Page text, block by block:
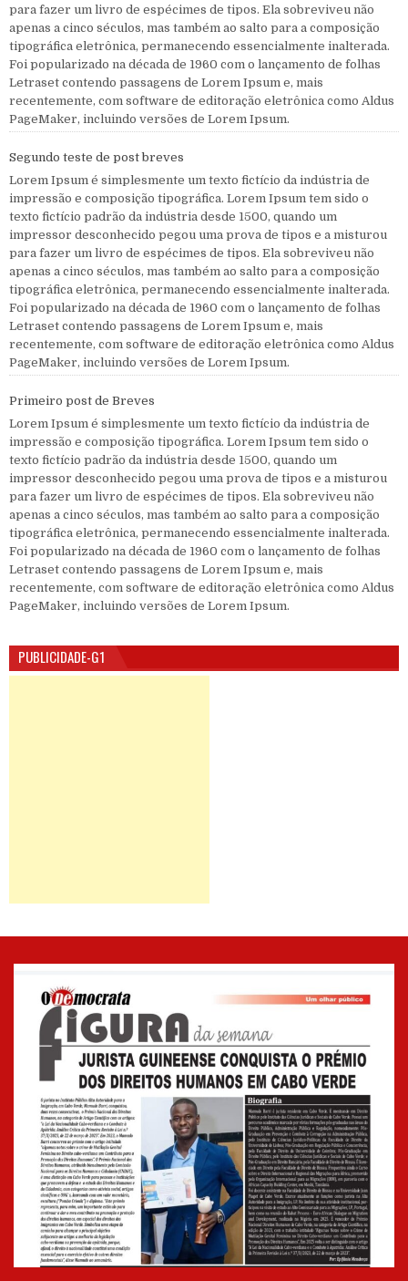
para fazer um livro de espécimes de tipos. Ela sobreviveu não
apenas a cinco séculos, mas também ao salto para a composição
tipográfica eletrônica, permanecendo essencialmente inalterada.
Foi popularizado na década de 1960 com o lançamento de folhas
Letraset contendo passagens de Lorem Ipsum e, mais
recentemente, com software de editoração eletrônica como Aldus
PageMaker, incluindo versões de Lorem Ipsum.
Segundo teste de post breves
Lorem Ipsum é simplesmente um texto fictício da indústria de
impressão e composição tipográfica. Lorem Ipsum tem sido o
texto fictício padrão da indústria desde 1500, quando um
impressor desconhecido pegou uma prova de tipos e a misturou
para fazer um livro de espécimes de tipos. Ela sobreviveu não
apenas a cinco séculos, mas também ao salto para a composição
tipográfica eletrônica, permanecendo essencialmente inalterada.
Foi popularizado na década de 1960 com o lançamento de folhas
Letraset contendo passagens de Lorem Ipsum e, mais
recentemente, com software de editoração eletrônica como Aldus
PageMaker, incluindo versões de Lorem Ipsum.
Primeiro post de Breves
Lorem Ipsum é simplesmente um texto fictício da indústria de
impressão e composição tipográfica. Lorem Ipsum tem sido o
texto fictício padrão da indústria desde 1500, quando um
impressor desconhecido pegou uma prova de tipos e a misturou
para fazer um livro de espécimes de tipos. Ela sobreviveu não
apenas a cinco séculos, mas também ao salto para a composição
tipográfica eletrônica, permanecendo essencialmente inalterada.
Foi popularizado na década de 1960 com o lançamento de folhas
Letraset contendo passagens de Lorem Ipsum e, mais
recentemente, com software de editoração eletrônica como Aldus
PageMaker, incluindo versões de Lorem Ipsum.
PUBLICIDADE-G1